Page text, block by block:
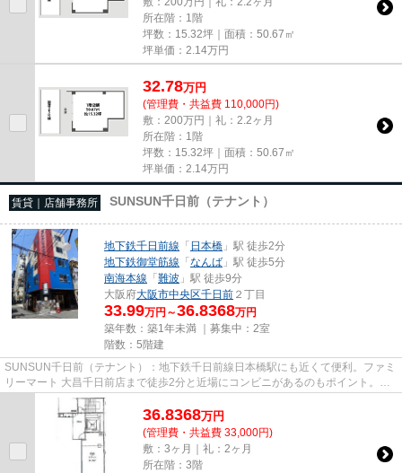
所在階：1階
坪数：15.32坪｜面積：50.67㎡
坪単価： 2.14万円
32.78万円
(管理費・共益費 110,000円)
敷：200万円｜礼：2.2ヶ月
所在階：1階
坪数：15.32坪｜面積：50.67㎡
坪単価： 2.14万円
賃貸｜店舗事務所 SUNSUN千日前（テナント）
地下鉄千日前線 「 日本橋 」駅 徒歩2分
地下鉄御堂筋線 「なんば 」駅 徒歩5分
南海本線 「難波 」駅 徒歩9分
大阪府大阪市中央区千日前 ２丁目
33.99万円～36.8368万円
築年数：築1年未満 ｜募集中： 2室
階数：5階建
SUNSUN千日前（テナント）：地下鉄千日前線日本橋駅にも近くて便利。ファミ
リーマート 大昌千日前店まで徒歩2分と近場にコンビニがあるのもポイント。こ
ちらの物件にはエレベーターが...
36.8368万円
(管理費・共益費 33,000円)
敷：3ヶ月｜礼：2ヶ月
所在階：3階